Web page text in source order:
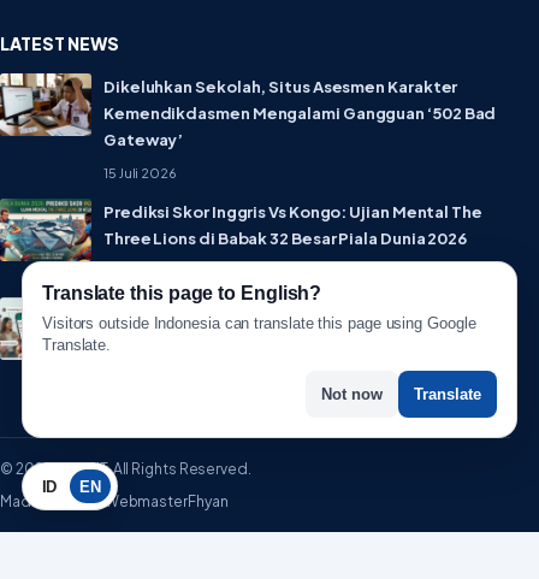
LATEST NEWS
Dikeluhkan Sekolah, Situs Asesmen Karakter
Kemendikdasmen Mengalami Gangguan ‘502 Bad
Gateway’
15 Juli 2026
Prediksi Skor Inggris Vs Kongo: Ujian Mental The
Three Lions di Babak 32 Besar Piala Dunia 2026
© 2026 WartaIT. All Rights Reserved.
Made with ♥ by WebmasterFhyan
ID EN
Translate this page to English?
Visitors outside Indonesia can translate this page using Google
Translate.
Not now Translate